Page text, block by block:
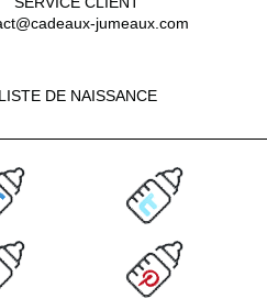
jumeaux.com
LISTE DE NAISSANCE